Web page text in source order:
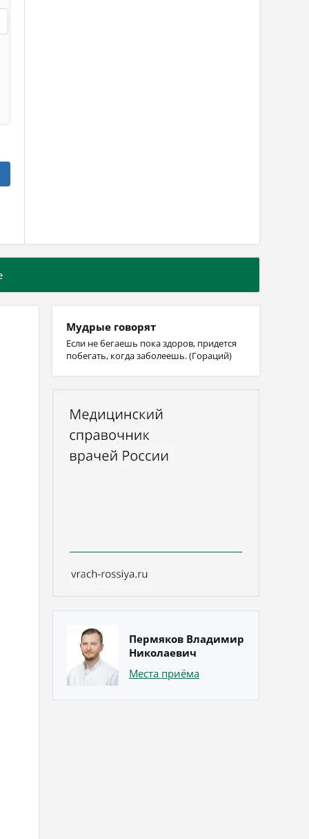
Мудрые говорят
Если не бегаешь пока здоров, придется
побегать, когда заболеешь. (Гораций)
Пермяков Владимир
Николаевич
Места приёма